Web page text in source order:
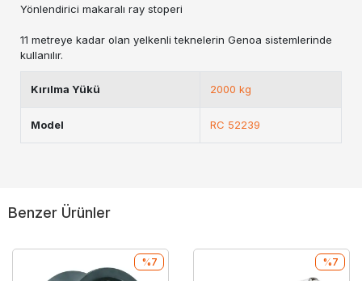
Yönlendirici makaralı ray stoperi
11 metreye kadar olan yelkenli teknelerin Genoa sistemlerinde
kullanılır.
Kırılma Yükü 2000 kg
Model RC 52239
Benzer Ürünler
%7 %7